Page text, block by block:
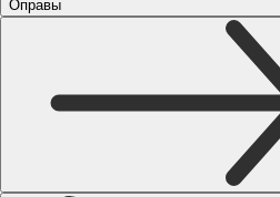
Оправы